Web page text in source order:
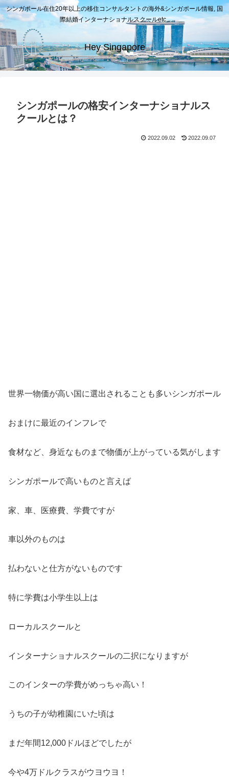
シンガポール在住20年以上の移住コンサルタントの海外&シンガポール情報, 国
際結婚インターナショナルスクールetc..
Hey Singapore
シンガポールの格安インターナショナルス
クールとは？
2022.09.02 2022.09.07
世界一物価が高い国に選出されることも多いシンガポール
おまけに最近のインフレで
食材など、身近なものまで物価が上がっている気がします
シンガポールで高いものと言えば
家、車、医療費、学費ですが
車以外のものは
払わないと仕方がないものです
特に学費は小学生以上は
ローカルスクールと
インターナショナルスクールの二択になりますが
このインターの学費がめっちゃ高い！
うちの子が幼稚園にいた頃は
まだ年間12,000ドルほどでしたが
今や4万ドルクラスがウヨウヨ！